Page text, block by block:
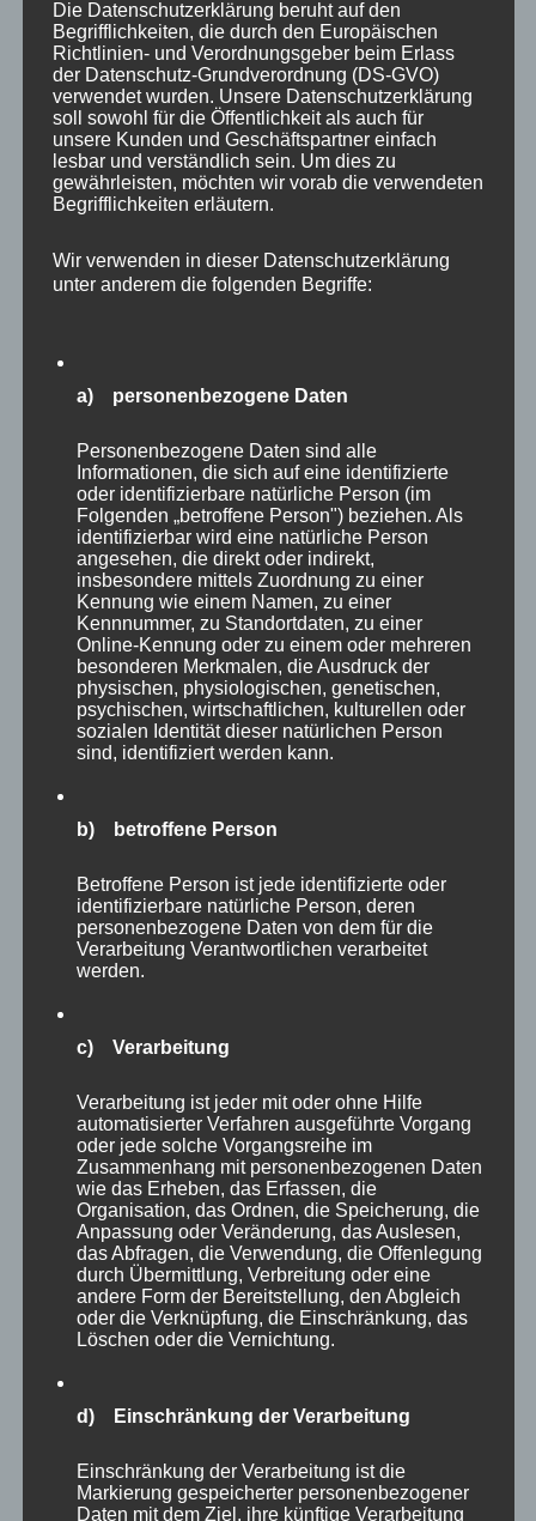
Zoo gesehen hatte, gelangen mit dieses Mal ein
paar Aufnahmen.
Richtig klasse finde ich auch die frei im Zoo
lebenden Präriehunde, die immer ein schönes
Fotomotiv abgeben. Dieses Mal waren sie
sozusagen meine “Halbzeitpause” und ich
habe eine halbe Stunde bei Ihnen auf einer
Bank gesessen. Da fallen natürlich auch ein
paar Bilder ab:
mehr zu entdecken und auch einiges, dass ich
noch nicht entdeckt habe. Doch die restlichen
Bilder fasse ich nun in einer Galerie zusammen.
Bunte Farbklekse waren etwa die Flamingos,
die im Morgenlicht herrlich im Wasser
reflektierten. Auch die Pelikane waren nette
Motive am Wegesrand. Tierkinder gab es auch
bei den Mähnenspringern und den Großen
Maras. Ein besonderer Farbpunkt war auch der
Pfau, der sogar sein Rad voll aufspannte. Dies
einer für heute letzten Galerie:
Die Datenschutzerklärung beruht auf den
Begrifflichkeiten, die durch den Europäischen
Richtlinien- und Verordnungsgeber beim Erlass
der Datenschutz-Grundverordnung (DS-GVO)
verwendet wurden. Unsere Datenschutzerklärung
soll sowohl für die Öffentlichkeit als auch für
unsere Kunden und Geschäftspartner einfach
lesbar und verständlich sein. Um dies zu
gewährleisten, möchten wir vorab die verwendeten
Begrifflichkeiten erläutern.
Wir verwenden in dieser Datenschutzerklärung
unter anderem die folgenden Begriffe:
a) personenbezogene Daten
Personenbezogene Daten sind alle
Informationen, die sich auf eine identifizierte
oder identifizierbare natürliche Person (im
Folgenden „betroffene Person") beziehen. Als
identifizierbar wird eine natürliche Person
angesehen, die direkt oder indirekt,
insbesondere mittels Zuordnung zu einer
Kennung wie einem Namen, zu einer
Kennnummer, zu Standortdaten, zu einer
Online-Kennung oder zu einem oder mehreren
besonderen Merkmalen, die Ausdruck der
physischen, physiologischen, genetischen,
psychischen, wirtschaftlichen, kulturellen oder
sozialen Identität dieser natürlichen Person
sind, identifiziert werden kann.
b) betroffene Person
Betroffene Person ist jede identifizierte oder
identifizierbare natürliche Person, deren
personenbezogene Daten von dem für die
Verarbeitung Verantwortlichen verarbeitet
werden.
c) Verarbeitung
Verarbeitung ist jeder mit oder ohne Hilfe
automatisierter Verfahren ausgeführte Vorgang
oder jede solche Vorgangsreihe im
Zusammenhang mit personenbezogenen Daten
wie das Erheben, das Erfassen, die
Organisation, das Ordnen, die Speicherung, die
Anpassung oder Veränderung, das Auslesen,
das Abfragen, die Verwendung, die Offenlegung
durch Übermittlung, Verbreitung oder eine
andere Form der Bereitstellung, den Abgleich
oder die Verknüpfung, die Einschränkung, das
Löschen oder die Vernichtung.
d) Einschränkung der Verarbeitung
Einschränkung der Verarbeitung ist die
Markierung gespeicherter personenbezogener
Daten mit dem Ziel, ihre künftige Verarbeitung